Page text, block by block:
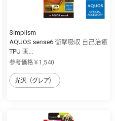
Simplism
AQUOS sense6 衝撃吸収 自己治癒
TPU 画...
参考価格￥1,540
光沢（グレア）